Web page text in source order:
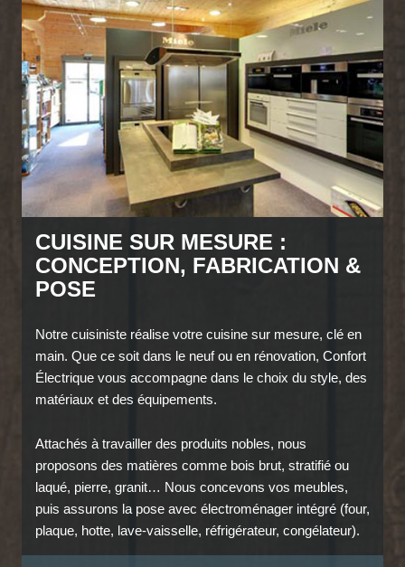
CUISINE SUR MESURE :
CONCEPTION, FABRICATION &
POSE
Notre cuisiniste réalise votre cuisine sur mesure, clé en
main. Que ce soit dans le neuf ou en rénovation, Confort
Électrique vous accompagne dans le choix du style, des
matériaux et des équipements.
Attachés à travailler des produits nobles, nous
proposons des matières comme bois brut, stratifié ou
laqué, pierre, granit… Nous concevons vos meubles,
puis assurons la pose avec électroménager intégré (four,
plaque, hotte, lave-vaisselle, réfrigérateur, congélateur).